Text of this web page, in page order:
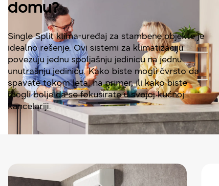
domu?
Single Split klima-uređaj za stambene objekte je
idealno rešenje. Ovi sistemi za klimatizaciju
povezuju jednu spoljašnju jedinicu na jednu
unutrašnju jedinicu. Kako biste mogli čvrsto da
spavate tokom leta, na primer, ili kako biste
mogli bolje da se fokusirate u svojoj kućnoj
kancelariji.